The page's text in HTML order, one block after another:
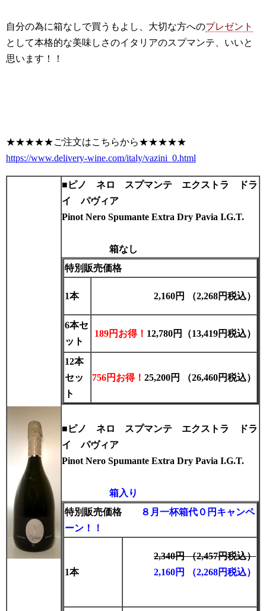
自分の為に箱なしで買うもよし、大切な方へのプレゼント
として本格的な美味しさのイタリアのスプマンテ、いいと
思います！！
★★★★★ご注文はこちらから★★★★★
https://www.delivery-wine.com/italy/vazini_0.html
■ ピノ ネロ スプマンテ エクストラ ドラ
イ パヴィア
Pinot Nero Spumante Extra Dry Pavia I.G.T.
箱なし
特別販売価格
1本 2,160円 （2,268円税込）
6本セ
ット
189円お得！ 12,780円（13,419円税込）
12本
セッ
ト
756円お得！ 25,200円 （26,460円税込）
■ ピノ ネロ スプマンテ エクストラ ドラ
イ パヴィア
Pinot Nero Spumante Extra Dry Pavia I.G.T.
箱入り
特別販売価格
８月一杯箱代０円キャンペ
ーン！！
1本
2,340円 （2,457円税込）
2,160円 （2,268円税込）